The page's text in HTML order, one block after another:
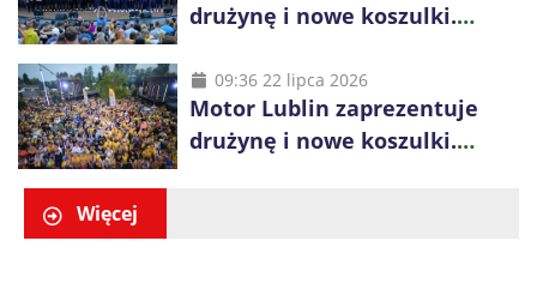
drużynę i nowe koszulki.
zespół w sezonie 2026/27
09:36 22 lipca 2026
Motor Lublin zaprezentuje
drużynę i nowe koszulki.
Więcej